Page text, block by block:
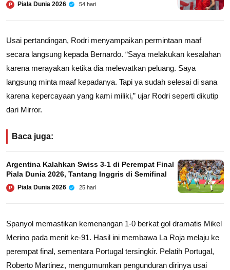
P Piala Dunia 2026 54 hari
Usai pertandingan, Rodri menyampaikan permintaan maaf
secara langsung kepada Bernardo. “Saya melakukan kesalahan
karena merayakan ketika dia melewatkan peluang. Saya
langsung minta maaf kepadanya. Tapi ya sudah selesai di sana
karena kepercayaan yang kami miliki,” ujar Rodri seperti dikutip
dari Mirror.
Baca juga:
Argentina Kalahkan Swiss 3-1 di Perempat Final
Piala Dunia 2026, Tantang Inggris di Semifinal
P Piala Dunia 2026 25 hari
Spanyol memastikan kemenangan 1-0 berkat gol dramatis Mikel
Merino pada menit ke-91. Hasil ini membawa La Roja melaju ke
perempat final, sementara Portugal tersingkir. Pelatih Portugal,
Roberto Martinez, mengumumkan pengunduran dirinya usai